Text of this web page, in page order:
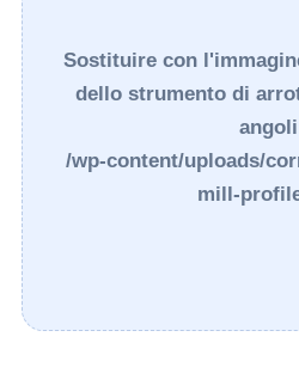
Sostituire con
dello strumento di
angoli
/wp-content/uploads/
mill-